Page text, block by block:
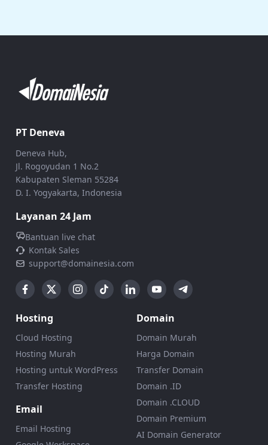
PT Deneva
Deneva Hub,
Jl. Rogoyudan 1 No.2
Kabupaten Sleman 55284
D. I. Yogyakarta, Indonesia
Layanan 24 Jam
Bantuan live chat
Kontak Sales
support@domainesia.com
Hosting
Cloud Hosting
Hosting Murah
Hosting untuk WordPress
Transfer Hosting
Email
Email Hosting
Domain
Domain Murah
Harga Domain
Transfer Domain
Domain .ID
Domain .CLOUD
Domain Premium
AI Domain Generator